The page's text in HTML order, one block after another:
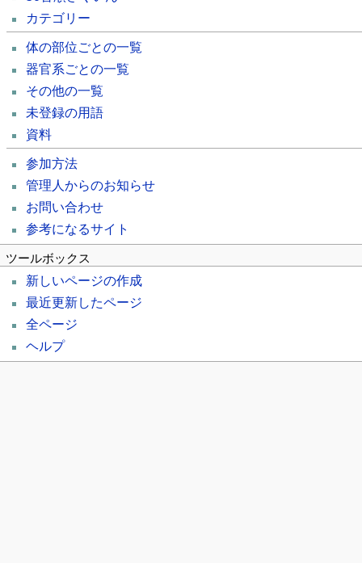
カテゴリー
体の部位ごとの一覧
器官系ごとの一覧
その他の一覧
未登録の用語
資料
参加方法
管理人からのお知らせ
お問い合わせ
参考になるサイト
ツールボックス
新しいページの作成
最近更新したページ
全ページ
ヘルプ